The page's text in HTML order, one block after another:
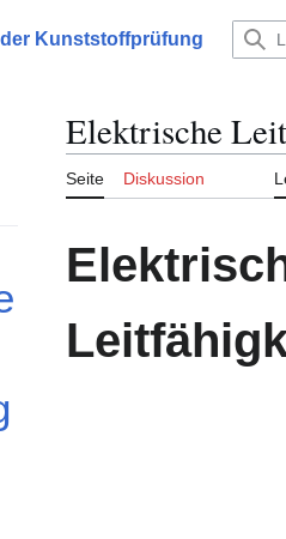
Kunststoffprüfung
Elektrische
Seite Diskussion